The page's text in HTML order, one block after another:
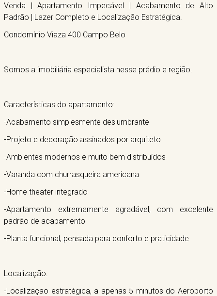
Venda | Apartamento Impecável | Acabamento de Alto
Padrão | Lazer Completo e Localização Estratégica.
Condomínio Viaza 400 Campo Belo
Somos a imobiliária especialista nesse prédio e região.
Características do apartamento:
-Acabamento simplesmente deslumbrante
-Projeto e decoração assinados por arquiteto
-Ambientes modernos e muito bem distribuídos
-Varanda com churrasqueira americana
-Home theater integrado
-Apartamento extremamente agradável, com excelente
padrão de acabamento
-Planta funcional, pensada para conforto e praticidade
Localização:
-Localização estratégica, a apenas 5 minutos do Aeroporto